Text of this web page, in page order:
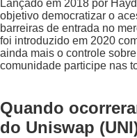
Lançado em 2018 por
objetivo democratizar o
barreiras de entrada no
foi introduzido em 2020
ainda mais o controle
comunidade participe nas
Quando
do Uniswap